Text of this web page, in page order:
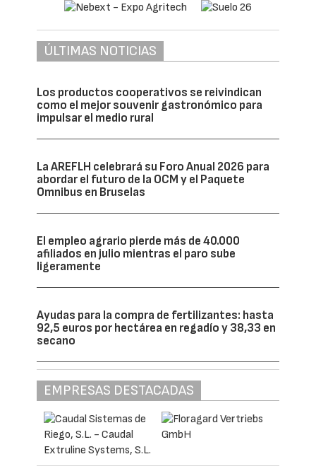
ÚLTIMAS NOTICIAS
Los productos cooperativos se reivindican
como el mejor souvenir gastronómico para
impulsar el medio rural
La AREFLH celebrará su Foro Anual 2026 para
abordar el futuro de la OCM y el Paquete
Omnibus en Bruselas
El empleo agrario pierde más de 40.000
afiliados en julio mientras el paro sube
ligeramente
Ayudas para la compra de fertilizantes: hasta
92,5 euros por hectárea en regadío y 38,33 en
secano
EMPRESAS DESTACADAS